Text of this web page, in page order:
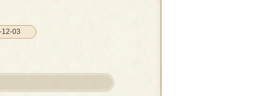
12-03